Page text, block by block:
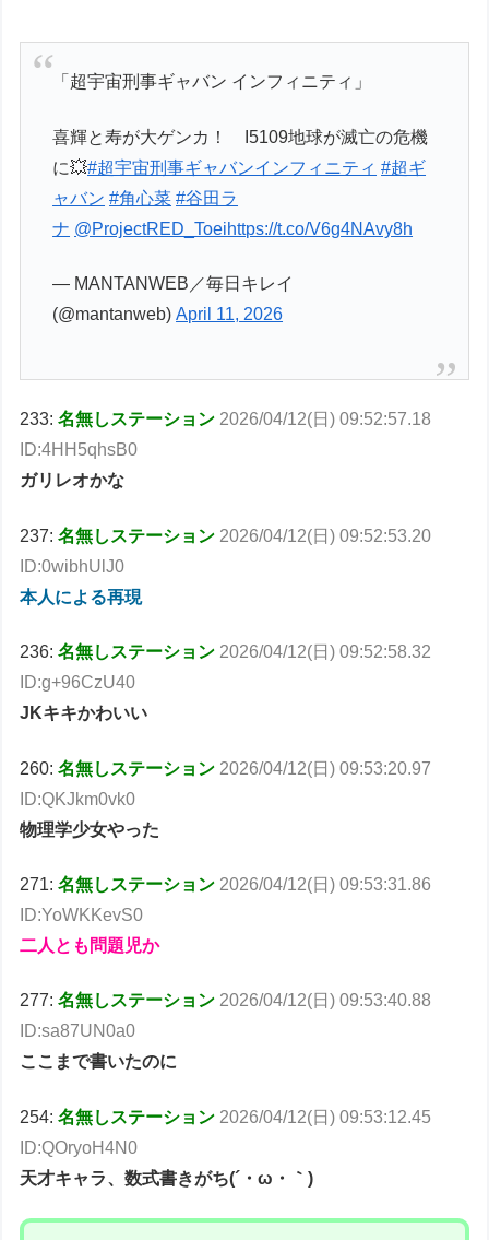
「超宇宙刑事ギャバン インフィニティ」
喜輝と寿が大ゲンカ！ Ι5109地球が滅亡の危機
に💥#超宇宙刑事ギャバンインフィニティ #超ギ
ャバン #角心菜 #谷田ラ
ナ @ProjectRED_Toeihttps://t.co/V6g4NAvy8h
— MANTANWEB／毎日キレイ
(@mantanweb)April 11, 2026
233:名無しステーション 2026/04/12(日) 09:52:57.18
ID:4HH5qhsB0
ガリレオかな
237:名無しステーション 2026/04/12(日) 09:52:53.20
ID:0wibhUlJ0
本人による再現
236:名無しステーション 2026/04/12(日) 09:52:58.32
ID:g+96CzU40
JKキキかわいい
260:名無しステーション 2026/04/12(日) 09:53:20.97
ID:QKJkm0vk0
物理学少女やった
271:名無しステーション 2026/04/12(日) 09:53:31.86
ID:YoWKKevS0
二人とも問題児か
277:名無しステーション 2026/04/12(日) 09:53:40.88
ID:sa87UN0a0
ここまで書いたのに
254:名無しステーション 2026/04/12(日) 09:53:12.45
ID:QOryoH4N0
天才キャラ、数式書きがち(´・ω・｀)